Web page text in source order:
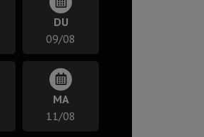
DU
09/08
MA
11/08